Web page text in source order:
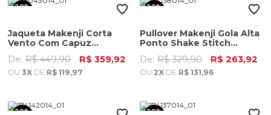
20%
Jaqueta Makenji Corta
Vento Com Capuz
Removivel Masculina Areia
De: R$ 449,90 R$ 359,92
OU 3X DE R$ 119,97
20%
Pullover Makenji Gola Alta
Ponto Shake Stitch
Masculino Areia
De: R$ 329,90 R$ 263,92
OU 2X DE R$ 131,96
20%
20%